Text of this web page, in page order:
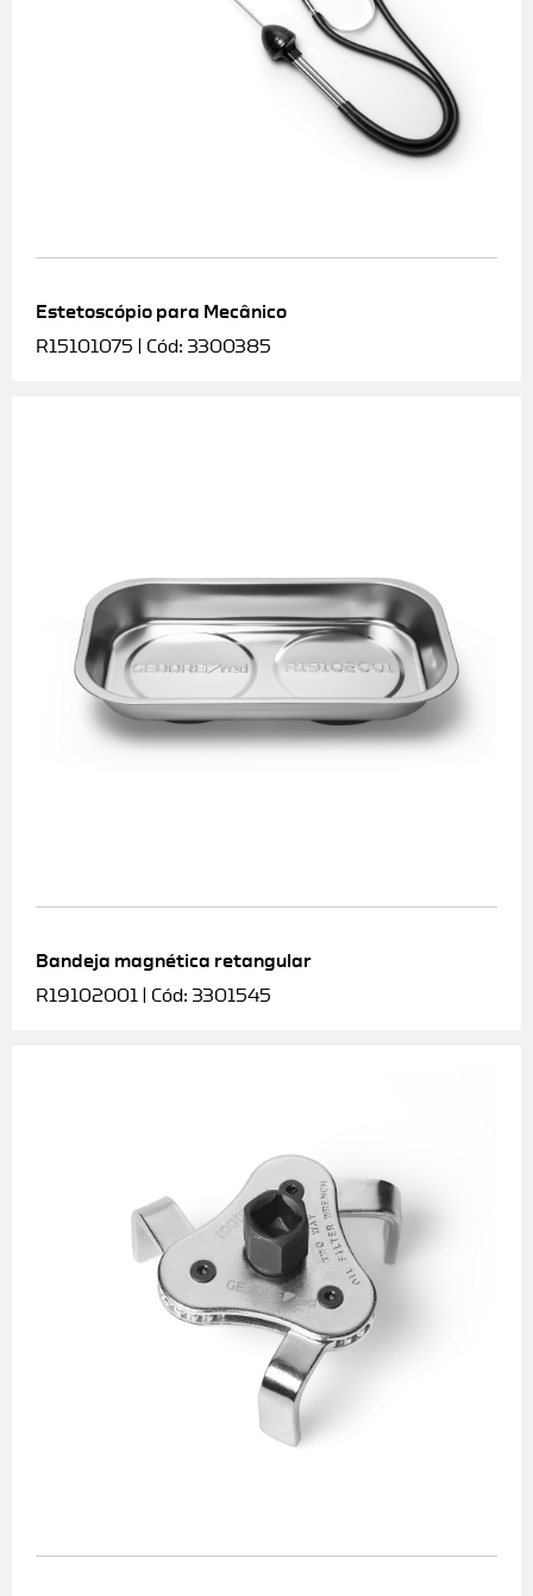
Estetoscópio para Mecânico
R15101075 | Cód: 3300385
Bandeja magnética retangular
R19102001 | Cód: 3301545